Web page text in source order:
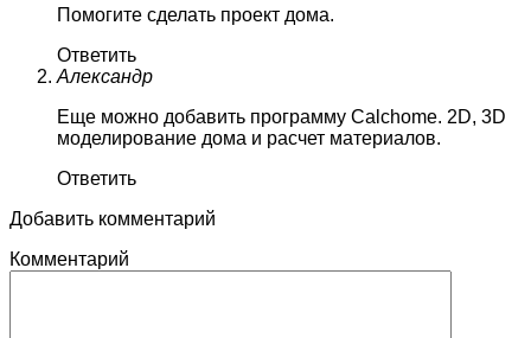
Помогите сделать проект дома.
Ответить
Александр
Еще можно добавить программу Calchome. 2D, 3D
моделирование дома и расчет материалов.
Ответить
Добавить комментарий
Комментарий